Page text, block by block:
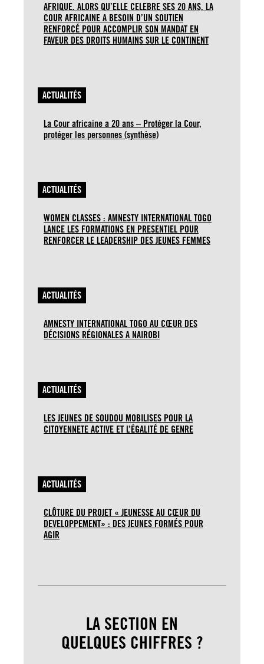
AFRIQUE. ALORS QU’ELLE CELEBRE SES 20 ANS, LA
COUR AFRICAINE A BESOIN D’UN SOUTIEN
RENFORCÉ POUR ACCOMPLIR SON MANDAT EN
FAVEUR DES DROITS HUMAINS SUR LE CONTINENT
ACTUALITÉS
La Cour africaine a 20 ans – Protéger la Cour,
protéger les personnes (synthèse)
ACTUALITÉS
WOMEN CLASSES : AMNESTY INTERNATIONAL TOGO
LANCE LES FORMATIONS EN PRESENTIEL POUR
RENFORCER LE LEADERSHIP DES JEUNES FEMMES
ACTUALITÉS
AMNESTY INTERNATIONAL TOGO AU CŒUR DES
DÉCISIONS RÉGIONALES A NAIROBI
ACTUALITÉS
LES JEUNES DE SOUDOU MOBILISES POUR LA
CITOYENNETE ACTIVE ET L’ÉGALITÉ DE GENRE
ACTUALITÉS
CLÔTURE DU PROJET « JEUNESSE AU CŒUR DU
DEVELOPPEMENT» : DES JEUNES FORMÉS POUR
AGIR
LA SECTION EN
QUELQUES CHIFFRES ?